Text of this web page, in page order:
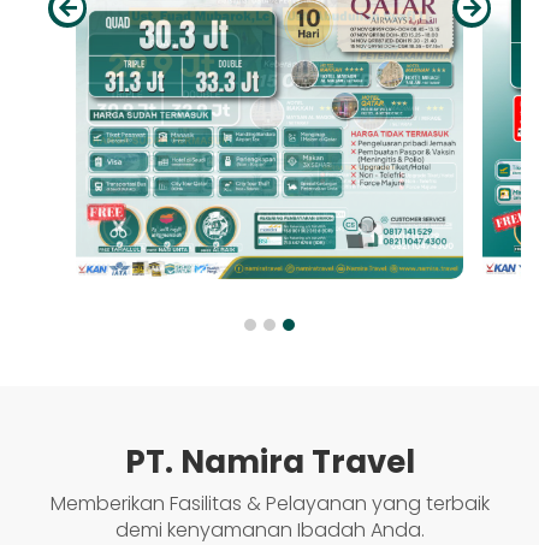
PT. Namira Travel
Memberikan Fasilitas & Pelayanan yang terbaik
demi kenyamanan Ibadah Anda.